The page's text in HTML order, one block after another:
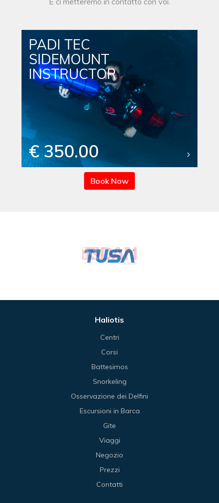
PADI TEC
SIDEMOUNT
INSTRUCTOR
€ 350.00
Book Now
Haliotis
Centri
Corsi
Battesimos
Snorkeling
Osservazione dei Delfini
Escursioni in Barca
Gite
Viaggi
Negozio
Prezzi
Contatti